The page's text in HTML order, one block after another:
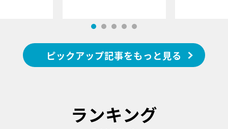
ピックアップ記事をもっと見る
ランキング